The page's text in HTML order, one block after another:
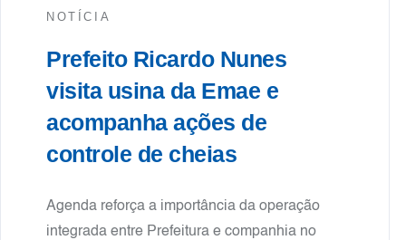
NOTÍCIA
Prefeito Ricardo Nunes
visita usina da Emae e
acompanha ações de
controle de cheias
Agenda reforça a importância da operação
integrada entre Prefeitura e companhia no